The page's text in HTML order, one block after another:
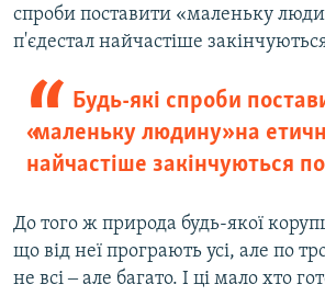
спроби поставити «маленьку
п'єдестал найчастіше
Будь-які спроби
«маленьку людину» на
найчастіше закінчуються
До того ж природа будь-якої
що від неї програють усі, але по
не всі ‒ але багато. І ці мало хто